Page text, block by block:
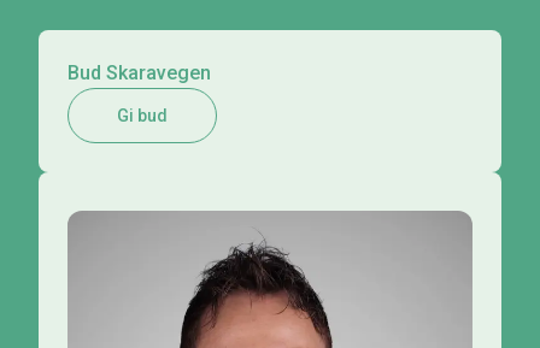
Bud Skaravegen
Gi bud